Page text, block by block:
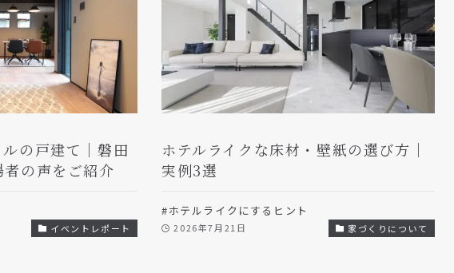
の戸建て｜磐田
の声をご紹介
イベントレポート
ホテルライクな床材・壁紙の選び方｜
実例3選
#ホテルライクにするヒント
2026年7月21日 家づくりについて